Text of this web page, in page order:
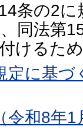
条の2に
同法第
けるた
定に基づ
令和8年